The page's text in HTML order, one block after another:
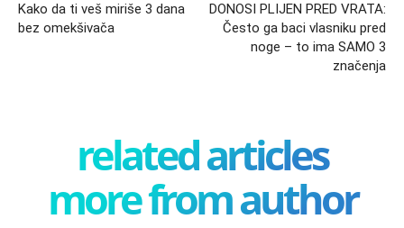
Kako da ti veš miriše 3 dana
bez omekšivača
DONOSI PLIJEN PRED VRATA:
Često ga baci vlasniku pred
noge – to ima SAMO 3
značenja
related articles
more from author